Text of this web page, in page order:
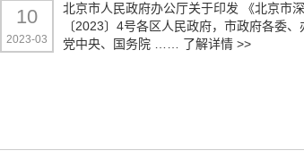
10
2023-03
北京市人民政府办公厅关于印发 《北京市
〔2023〕4号各区人民政府，市政府各委
党中央、国务院 …… 了解详情 >>